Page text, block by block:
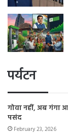
पर्यटन
गोवा नहीं, अब गंगा
पसंद
February 23, 2026